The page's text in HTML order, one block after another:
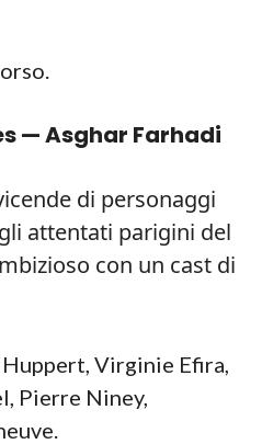
— Asghar Farhadi
di personaggi
attentati parigini del
con un cast di
Virginie Efira,
Pierre Niney,